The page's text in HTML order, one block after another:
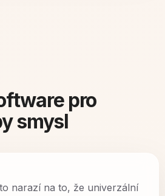
pro
smysl
narazí na to, že univerzální